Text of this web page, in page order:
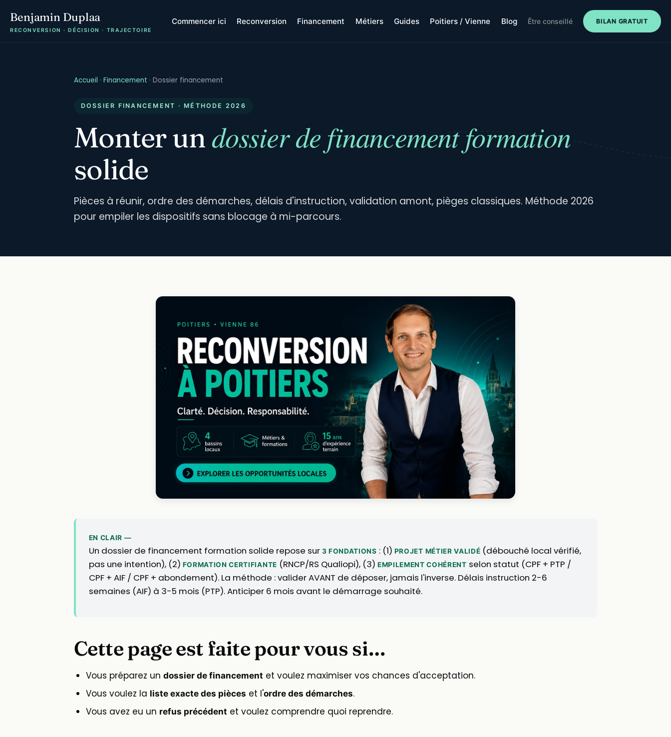
Benjamin Duplaa
RECONVERSION · DÉCISION · TRAJECTOIRE
Commencer ici Reconversion Financement Métiers Guides Poitiers / Vienne Blog Être conseillé BILAN GRATUIT
Accueil · Financement · Dossier financement
DOSSIER FINANCEMENT · MÉTHODE 2026
Monter undossier de financement formation
solide
Pièces à réunir, ordre des démarches, délais d'instruction, validation amont, pièges classiques. Méthode 2026
pour empiler les dispositifs sans blocage à mi-parcours.
EN CLAIR —
Un dossier de financement formation solide repose sur 3 FONDATIONS : (1) PROJET MÉTIER VALIDÉ (débouché local vérifié,
pas une intention), (2) FORMATION CERTIFIANTE (RNCP/RS Qualiopi), (3) EMPILEMENT COHÉRENT selon statut (CPF + PTP /
CPF + AIF / CPF + abondement). La méthode : valider AVANT de déposer, jamais l'inverse. Délais instruction 2-6
semaines (AIF) à 3-5 mois (PTP). Anticiper 6 mois avant le démarrage souhaité.
Cette page est faite pour vous si…
Vous préparez un dossier de financement et voulez maximiser vos chances d'acceptation.
Vous voulez la liste exacte des pièces et l'ordre des démarches.
Vous avez eu un refus précédent et voulez comprendre quoi reprendre.